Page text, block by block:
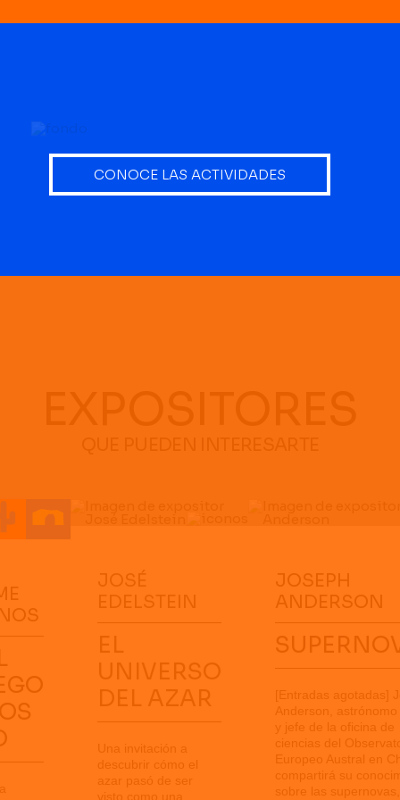
CONOCE LAS ACTIVIDADES
JOSÉ
EDELSTEIN
EL
UNIVERSO
DEL AZAR
Una invitación a
descubrir cómo el
azar pasó de ser
visto como una
JOSEPH
ANDERSON
[Entradas agotadas]
Anderson, astrónomo
y jefe de la oficina de
ciencias del
Europeo Austral en
compartirá su
sobre las